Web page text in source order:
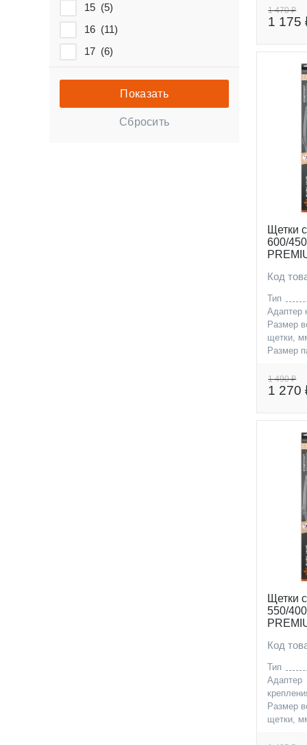
15 (5)
16 (11)
17 (6)
щетки, мм
1 470 ₽
1 175
Щетки
600/
Код
Тип
Адаптер
Размер
щетки,
Размер
1 490 ₽
1 270
Щетки
550/
Код
Тип
Адаптер
Размер
щетки,